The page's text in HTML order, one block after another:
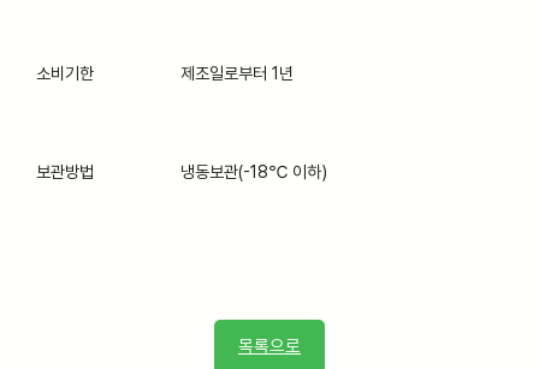
소비기한 제조일로부터 1년
보관방법 냉동보관(-18℃ 이하)
목록으로